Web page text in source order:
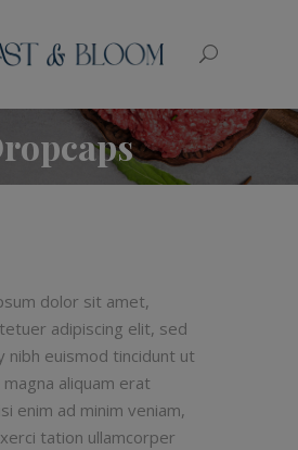
dolor sit amet,
adipiscing elit, sed
nibh euismod tincidunt ut
aliquam erat
enim ad minim veniam,
tation ullamcorper